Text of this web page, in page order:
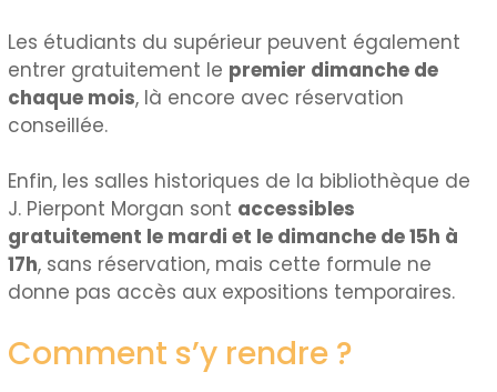
Les étudiants du supérieur peuvent également
entrer gratuitement le premier dimanche de
chaque mois, là encore avec réservation
conseillée.
Enfin, les salles historiques de la bibliothèque de
J. Pierpont Morgan sont accessibles
gratuitement le mardi et le dimanche de 15h à
17h, sans réservation, mais cette formule ne
donne pas accès aux expositions temporaires.
Comment s’y rendre ?